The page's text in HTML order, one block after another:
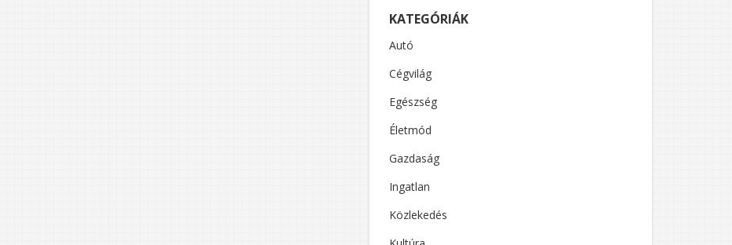
KATEGÓRIÁK
Autó
Cégvilág
Egészség
Életmód
Gazdaság
Ingatlan
Közlekedés